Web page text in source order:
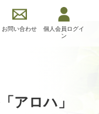
お問い合わせ
個人会員ログイ
ン
アロハ」